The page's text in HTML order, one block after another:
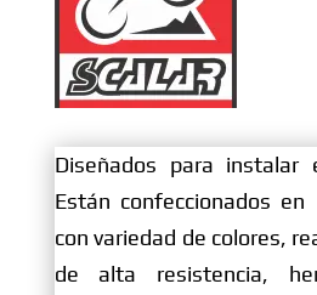
Diseñados para
Están confeccionados
con variedad de colores,
de alta resistencia,